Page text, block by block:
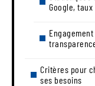
Google,
Critères pour
ses besoins